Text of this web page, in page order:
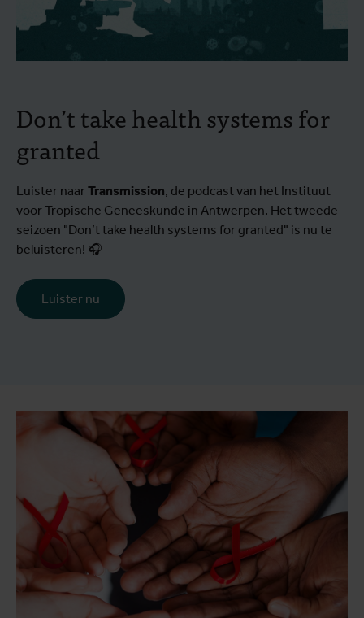
Don’t take health systems for
granted
Luister naarTransmission, de podcast van het Instituut
voor Tropische Geneeskunde in Antwerpen. Het tweede
seizoen "Don’t take health systems for granted" is nu te
beluisteren! 🎧
Luister nu